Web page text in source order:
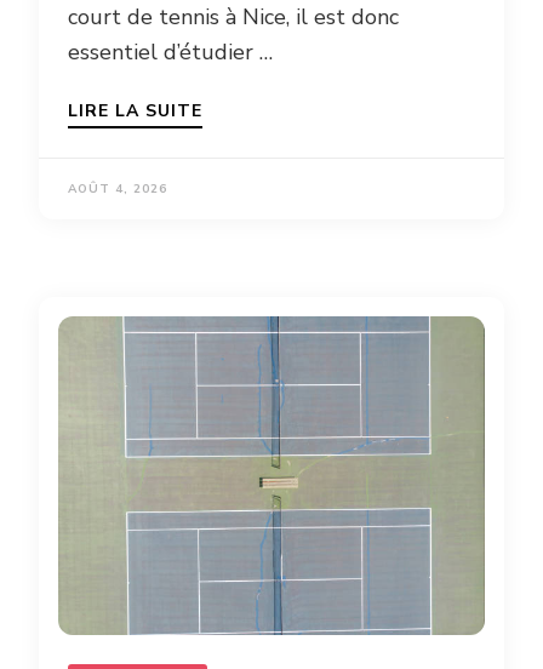
court de tennis à Nice, il est donc
essentiel d’étudier …
LIRE LA SUITE
AOÛT 4, 2026